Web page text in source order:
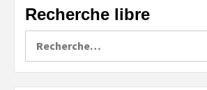
Recherche libre